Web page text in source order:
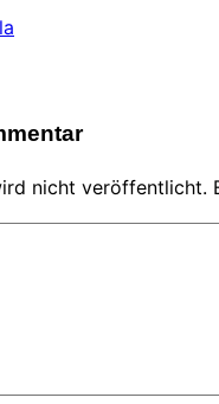
nicht veröffentlicht.